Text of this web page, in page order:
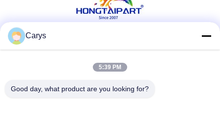
Hızlı iletişim
Carys
5:39 PM
Good day, what product are you looking for?